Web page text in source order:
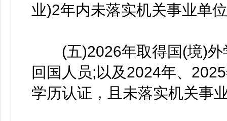
业)2年内未落实机关事业单
(五)2026年取得国(境)外
回国人员;以及2024年、
学历认证，且未落实机关事